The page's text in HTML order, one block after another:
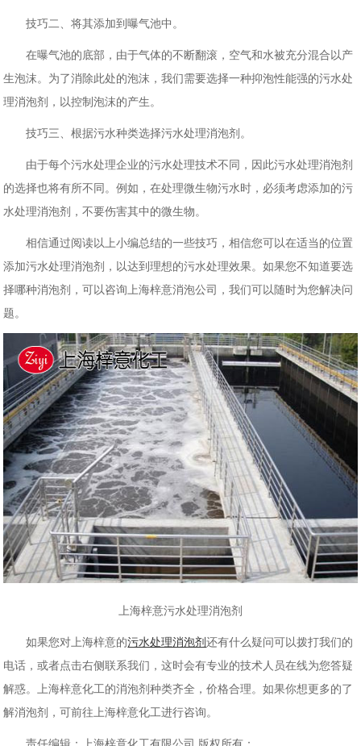
技巧二、将其添加到曝气池中。
在曝气池的底部，由于气体的不断翻滚，空气和水被充分混合以产
生泡沫。为了消除此处的泡沫，我们需要选择一种抑泡性能强的污水处
理消泡剂，以控制泡沫的产生。
技巧三、根据污水种类选择污水处理消泡剂。
由于每个污水处理企业的污水处理技术不同，因此污水处理消泡剂
的选择也将有所不同。例如，在处理微生物污水时，必须考虑添加的污
水处理消泡剂，不要伤害其中的微生物。
相信通过阅读以上小编总结的一些技巧，相信您可以在适当的位置
添加污水处理消泡剂，以达到理想的污水处理效果。如果您不知道要选
择哪种消泡剂，可以咨询上海梓意消泡公司，我们可以随时为您解决问
题。
上海梓意污水处理消泡剂
如果您对上海梓意的污水处理消泡剂还有什么疑问可以拨打我们的
电话，或者点击右侧联系我们，这时会有专业的技术人员在线为您答疑
解惑。上海梓意化工的消泡剂种类齐全，价格合理。如果你想更多的了
解消泡剂，可前往上海梓意化工进行咨询。